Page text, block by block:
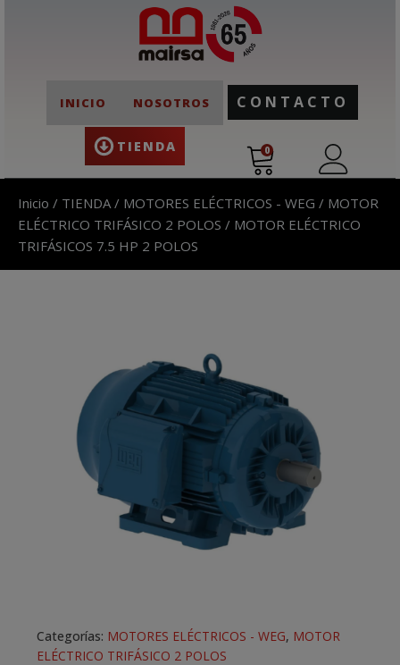
INICIO NOSOTROS
TIENDA
CONTACTO
0
Inicio / TIENDA / MOTORES ELÉCTRICOS - WEG / MOTOR
ELÉCTRICO TRIFÁSICO 2 POLOS / MOTOR ELÉCTRICO
TRIFÁSICOS 7.5 HP 2 POLOS
Categorías: MOTORES ELÉCTRICOS - WEG, MOTOR
ELÉCTRICO TRIFÁSICO 2 POLOS